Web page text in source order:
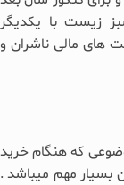
زیست با یکدیگر
های مالی ناشران و
که هنگام خرید
بسیار مهم میباشد .